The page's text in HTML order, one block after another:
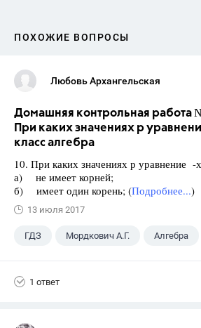
ПОХОЖИЕ ВОПРОСЫ
Любовь Архангельская
Домашняя контрольная работа
При каких значениях р
класс алгебра
10. При каких значениях р уравнение -
а) не имеет корней;
б) имеет один корень; (Подробнее...)
13 июля 2017
ГДЗ Мордкович А.Г. Алгебра
1 ответ